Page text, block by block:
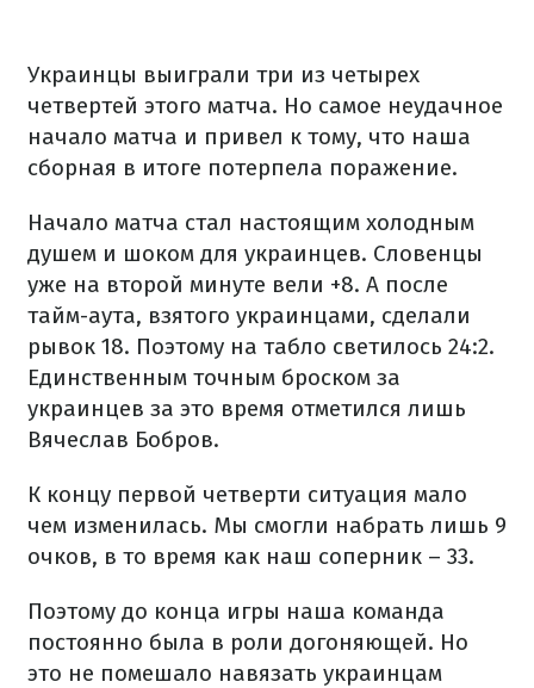
Украинцы выиграли три из четырех
четвертей этого матча. Но самое неудачное
начало матча и привел к тому, что наша
сборная в итоге потерпела поражение.
Начало матча стал настоящим холодным
душем и шоком для украинцев. Словенцы
уже на второй минуте вели +8. А после
тайм-аута, взятого украинцами, сделали
рывок 18. Поэтому на табло светилось 24:2.
Единственным точным броском за
украинцев за это время отметился лишь
Вячеслав Бобров.
К концу первой четверти ситуация мало
чем изменилась. Мы смогли набрать лишь 9
очков, в то время как наш соперник – 33.
Поэтому до конца игры наша команда
постоянно была в роли догоняющей. Но
это не помешало навязать украинцам